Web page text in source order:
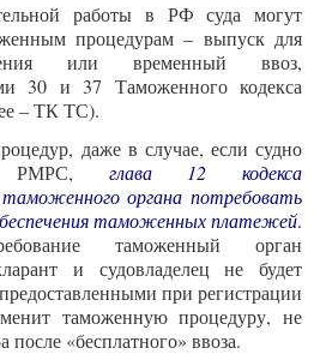
работы в РФ суда могут
процедурам – выпуск для
или временный ввоз,
30 и 37 Таможенного кодекса
– ТК ТС).
даже в случае, если судно
в РМРС, глава 12 кодекса
органа потребовать
таможенных платежей.
таможенный орган
и судовладелец не будет
при регистрации
таможенную процедуру, не
после «бесплатного» ввоза.